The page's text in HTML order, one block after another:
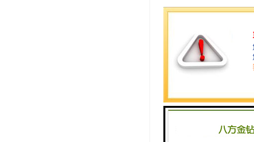
升降机安全监控安装
1. 确定监控设备的种
等。
2. 安装摄像头：根据
视野，以便监控整个
3. 安装监控屏幕：在
彩还原能力，以便操